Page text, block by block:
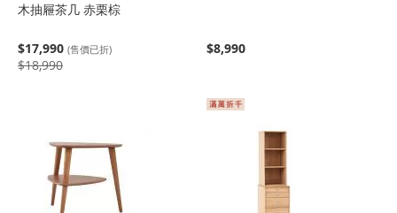
木抽屜茶几 赤栗棕
$17,990 (售價已折)
$18,990
$8,990